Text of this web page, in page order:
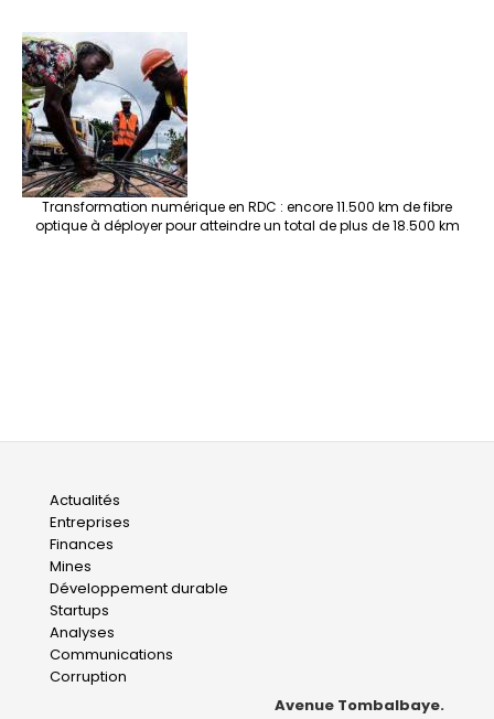
Transformation numérique en RDC : encore 11.500 km de fibre
optique à déployer pour atteindre un total de plus de 18.500 km
Main
navigation
Actualités
Entreprises
Finances
Mines
Développement durable
Startups
Analyses
Communications
Corruption
Avenue Tombalbaye.